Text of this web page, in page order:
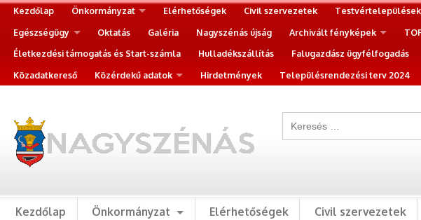
Kezdőlap Önkormányzat Elérhetőségek Civil szervezetek Testvértelepülések
Egészségügy
Oktatás Galéria Nagyszénás újság Archivált fényképek
Életkezdési támogatás és Start-számla
Hulladékszállítás Falugazdász ügyfélfogadás
Közadatkereső
Közérdekű adatok Hirdetmények Településrendezési terv 2024
Kezdőlap Önkormányzat Elérhetőségek Civil szervezetek